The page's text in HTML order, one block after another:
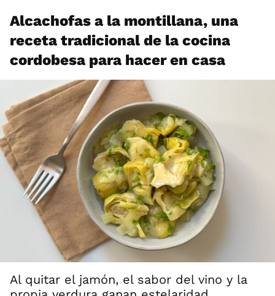
Alcachofas a la montillana, una
receta tradicional de la cocina
cordobesa para hacer en casa
Al quitar el jamón, el sabor del vino y la